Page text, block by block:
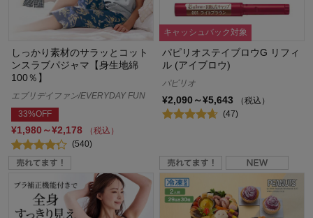
しっかり素材のサラッとコット
ンスラブパジャマ【身生地綿
100％】
エブリデイファン/EVERYDAY FUN
33%OFF
¥1,980～¥2,178
（税込）
(540)
キャッシュバック対象
パピリオステイブロウG リフィ
ル (アイブロウ)
パピリオ
¥2,090～¥5,643
（税込）
(47)